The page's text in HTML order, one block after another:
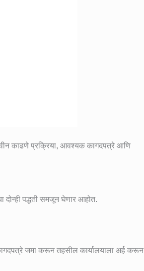
काढणे प्रक्रिया, आवश्यक कागदपत्रे आणि
पद्धती समजून घेणार आहोत.
जमा करून तहसील कार्यालयाला अर्ह करून